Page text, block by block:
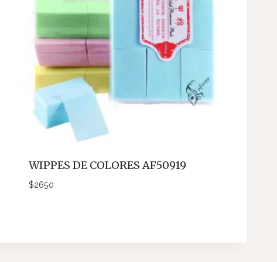
WIPPES DE COLORES AF50919
$2650